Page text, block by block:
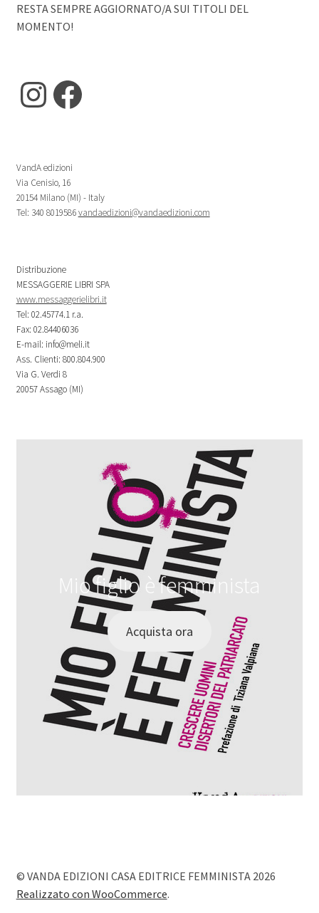
RESTA SEMPRE AGGIORNATO/A SUI TITOLI DEL
MOMENTO!
Instagram
Facebook
VandA edizioni
Via Cenisio, 16
20154 Milano (MI) - Italy
Tel: 340 8019586vandaedizioni@vandaedizioni.com
Distribuzione
MESSAGGERIE LIBRI SPA
www.messaggerielibri.it
Tel: 02.45774.1 r.a.
Fax: 02.84406036
E-mail: info@meli.it
Ass. Clienti: 800.804.900
Via G. Verdi 8
20057 Assago (MI)
Mio figlio è femminista
Acquista ora
© VANDA EDIZIONI CASA EDITRICE FEMMINISTA 2026
Realizzato con WooCommerce.